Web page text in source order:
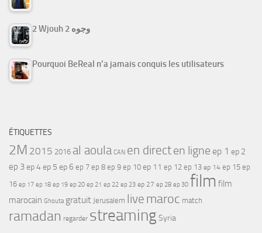
2 Wjouh 2 وجوه
Pourquoi BeReal n’a jamais conquis les utilisateurs
ÉTIQUETTES
2M 2015 2016 al aoula CAN en directen ligne ep 1 ep 2
ep 3ep 4ep 5 ep 6 ep 7 ep 8 ep 9 ep 10 ep 11 ep 12 ep 13 ep 14 ep 15 ep
16 ep 17 ep 18 ep 19 ep 20 ep 21 ep 22 ep 23 ep 27 ep 28 ep 30 film film
marocain Ghouta gratuit Jerusalem live maroc match
ramadan regarder streamingSyria